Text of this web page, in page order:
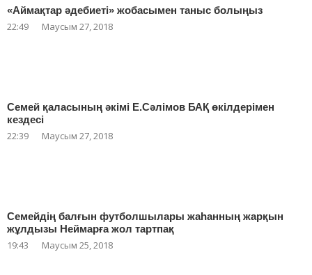
«Аймақтар әдебиеті» жобасымен таныс болыңыз
22:49 Маусым 27, 2018
Семей қаласының әкімі Е.Сәлімов БАҚ өкілдерімен
кездесі
22:39 Маусым 27, 2018
Семейдің балғын футболшылары жаһанның жарқын
жұлдызы Неймарға жол тартпақ
19:43 Маусым 25, 2018